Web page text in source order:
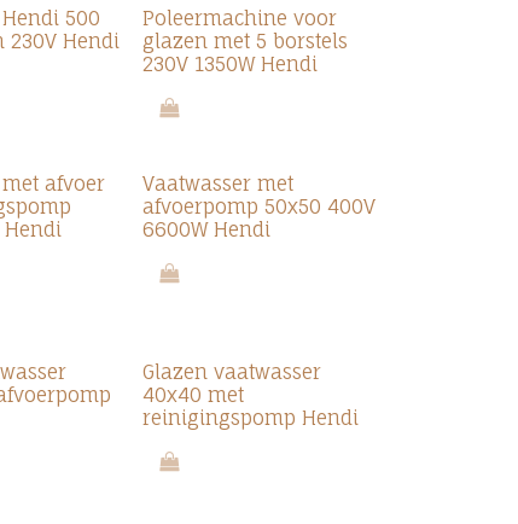
500
230V Hendi
Poleermachine voor
glazen met 5 borstels
230V 1350W Hendi
afvoer
Hendi
Vaatwasser met
afvoerpomp 50x50 400V
6600W Hendi
Glazen vaatwasser
40x40 met
reinigingspomp Hendi